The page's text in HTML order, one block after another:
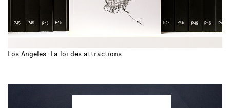
Los Angeles. La loi des attractions